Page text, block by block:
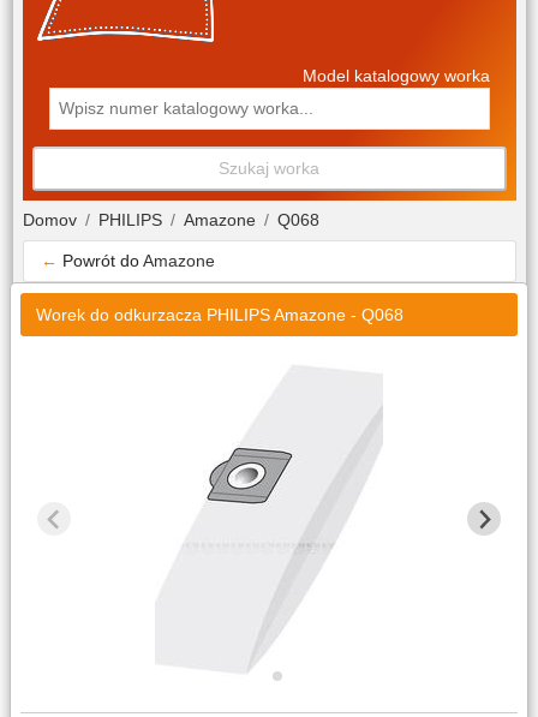
Model katalogowy worka
Szukaj worka
Domov PHILIPS Amazone Q068
← Powrót doAmazone
Worek do odkurzacza PHILIPS Amazone - Q068